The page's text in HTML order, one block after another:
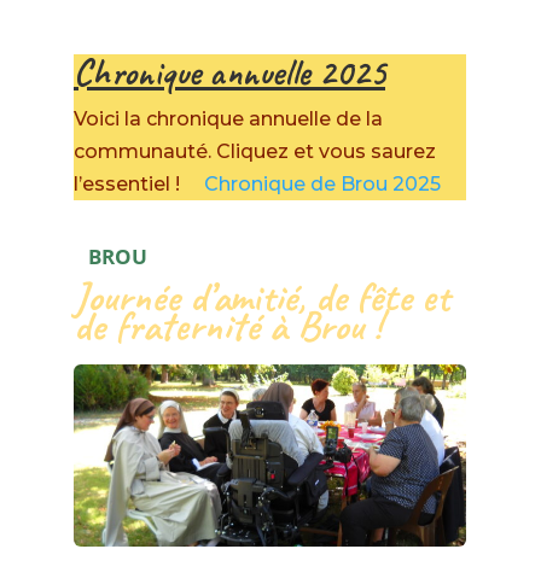
Chronique annuelle 2025
Voici la chronique annuelle de la
communauté. Cliquez et vous saurez
l’essentiel !
Chronique de Brou 2025
BROU
Journée d’amitié, de fête et
de fraternité à Brou !